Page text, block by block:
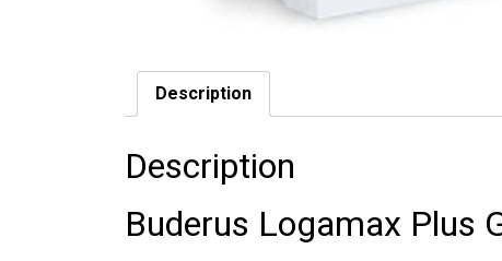
Description
Description
Buderus Logamax Plus